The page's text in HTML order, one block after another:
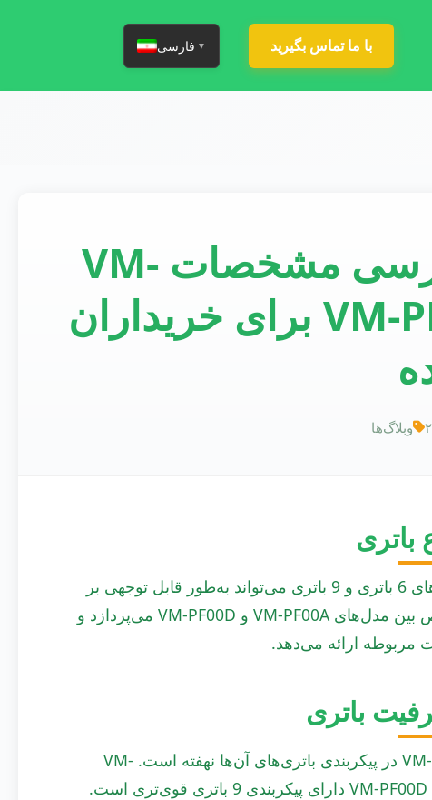
با ما تماس بگیرید فارسی ▼
6 باتری یا 9 باتری؟ بررسی مشخصات VM-
PF00A در مقابل VM-PF00D برای خریداران
وبلاگ‌ها
باتری
در زمینه راه‌حل‌های انرژی قابل حمل، انتخاب بین پیکربندی‌های 6 باتری و 9 باتری می‌تواند به‌طور قابل توجهی بر
عملکرد و زمان کار تأثیر بگذارد. این مقاله به تفاوت‌های خاص بین مدل‌های VM-PF00A و VM-PF00D می‌پردازد و
ارائه می‌دهد.
باتری
یکی از تفاوت‌های کلیدی بین مدل‌های VM-PF00A و VM-PF00D در پیکربندی باتری‌های آن‌ها نهفته است. VM-